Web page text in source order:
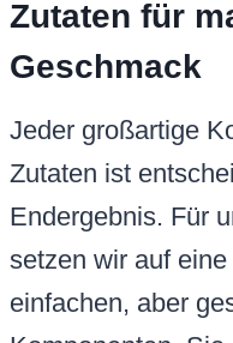
Zutaten für
Geschmack
Jeder großartige
Zutaten ist
Endergebnis. Für
setzen wir auf
einfachen, aber